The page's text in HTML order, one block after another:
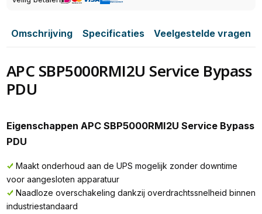
Omschrijving Specificaties Veelgestelde vragen
APC SBP5000RMI2U Service Bypass
PDU
Eigenschappen APC SBP5000RMI2U Service Bypass
PDU
Maakt onderhoud aan de UPS mogelijk zonder downtime
voor aangesloten apparatuur
Naadloze overschakeling dankzij overdrachtssnelheid binnen
industriestandaard